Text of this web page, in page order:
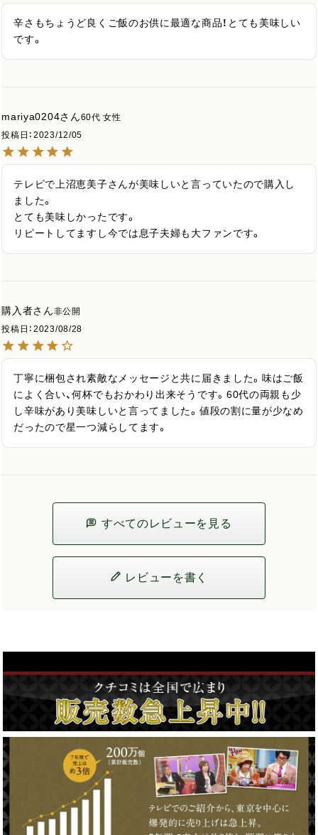
辛さもちょうど良くご飯のお供に最適な商品！とても美味しい
です。
mariya0204 60代 女性
投稿日
2023/12/05
テレビで上沼恵美子さんが美味しいと言っていたので購入し
ました。
とても美味しかったです。
リピートしてますし今では息子夫婦も大ファンです。
購入者
非公開
投稿日
2023/08/28
丁寧に梱包され素敵なメッセージと共に届きました。味はご飯
によく合い、何杯でもおかわり出来そうです。60代の両親も少
し辛味があり美味しいと言ってました。値段の割に量が少なめ
だったので星一つ減らしてます。
すべてのレビューを見る
レビューを書く